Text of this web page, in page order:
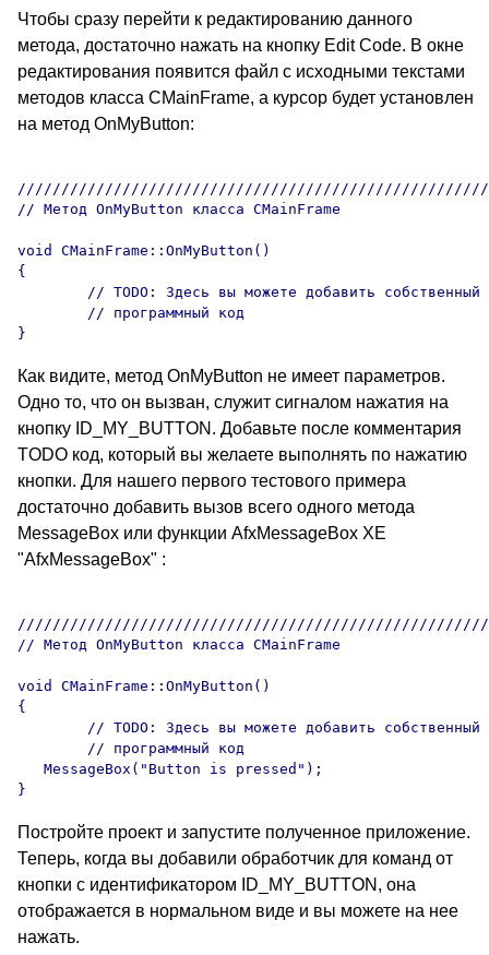
Чтобы сразу перейти к редактированию данного
метода, достаточно нажать на кнопку Edit Code. В окне
редактирования появится файл с исходными текстами
методов класса CMainFrame, а курсор будет установлен
на метод OnMyButton:
// Метод OnMyButton класса CMainFrame
void CMainFrame::OnMyButton()
{
Как видите, метод OnMyButton не имеет параметров.
Одно то, что он вызван, служит сигналом нажатия на
кнопку ID_MY_BUTTON. Добавьте после комментария
TODO код, который вы желаете выполнять по нажатию
кнопки. Для нашего первого тестового примера
достаточно добавить вызов всего одного метода
MessageBox или функции AfxMessageBox XE
"AfxMessageBox" :
// Метод OnMyButton класса CMainFrame
void CMainFrame::OnMyButton()
{
   MessageBox("Button is pressed");
Постройте проект и запустите полученное приложение.
Теперь, когда вы добавили обработчик для команд от
кнопки с идентификатором ID_MY_BUTTON, она
отображается в нормальном виде и вы можете на нее
нажать.